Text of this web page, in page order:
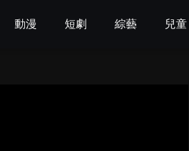
動漫 短劇 綜藝 兒童